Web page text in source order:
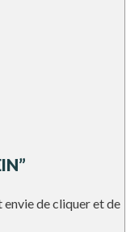
envie de cliquer et de